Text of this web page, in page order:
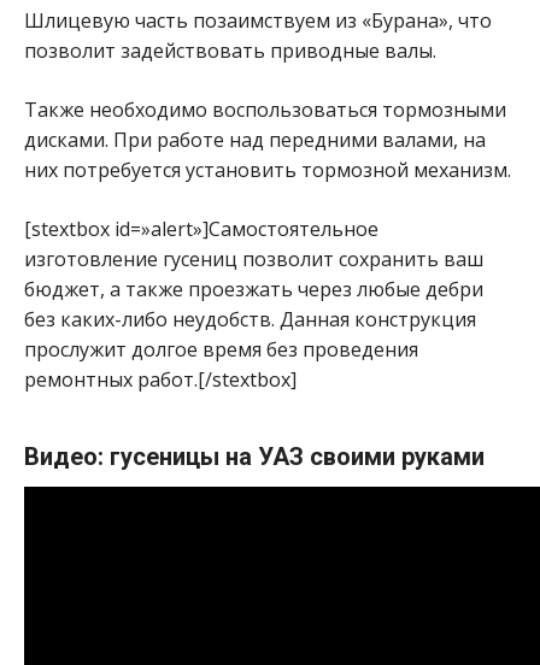
Шлицевую часть позаимствуем из «Бурана», что
позволит задействовать приводные валы.
Также необходимо воспользоваться тормозными
дисками. При работе над передними валами, на
них потребуется установить тормозной механизм.
[stextbox id=»alert»]Самостоятельное
изготовление гусениц позволит сохранить ваш
бюджет, а также проезжать через любые дебри
без каких-либо неудобств. Данная конструкция
прослужит долгое время без проведения
ремонтных работ.[/stextbox]
Видео: гусеницы на УАЗ своими руками